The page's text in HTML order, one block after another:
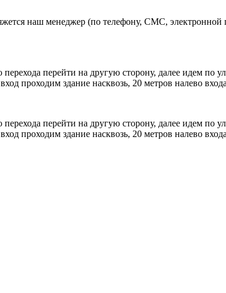
наш менеджер (по телефону, СМС, электронной
перейти на другую сторону, далее идем по
проходим здание насквозь, 20 метров налево
перейти на другую сторону, далее идем по
проходим здание насквозь, 20 метров налево